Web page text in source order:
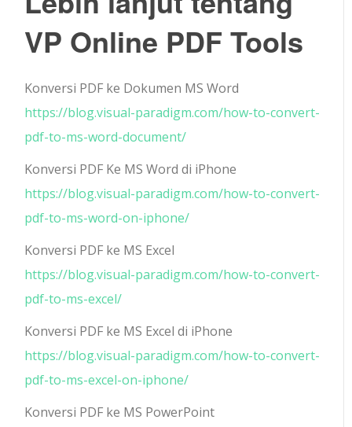
VP Online PDF Tools
Konversi PDF ke Dokumen MS Word
https://blog.visual-paradigm.com/how-to-convert-
pdf-to-ms-word-document/
Konversi PDF Ke MS Word di iPhone
https://blog.visual-paradigm.com/how-to-convert-
pdf-to-ms-word-on-iphone/
Konversi PDF ke MS Excel
https://blog.visual-paradigm.com/how-to-convert-
pdf-to-ms-excel/
Konversi PDF ke MS Excel di iPhone
https://blog.visual-paradigm.com/how-to-convert-
pdf-to-ms-excel-on-iphone/
Konversi PDF ke MS PowerPoint